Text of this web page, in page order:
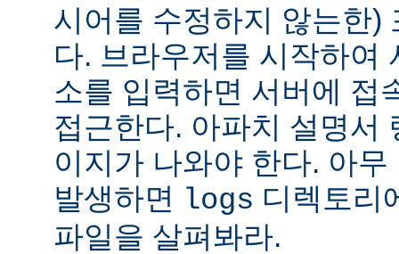
시어를 수정하지 않는한)
다. 브라우저를 시작하여
소를 입력하면 서버에 접
접근한다. 아파치 설명서
이지가 나와야 한다. 아
발생하면 logs 디렉토리
파일을 살펴봐라.